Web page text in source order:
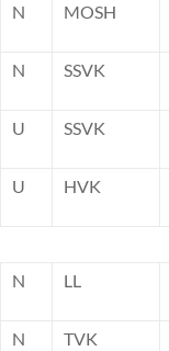
N MOSH
N SSVK
U SSVK
U HVK
N LL
N TVK